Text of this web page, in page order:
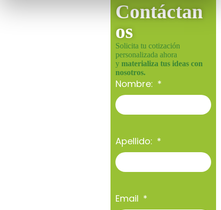
Contáctan
os
Solicita tu cotización
personalizada ahora
y materializa tus ideas con
nosotros.
Nombre:
Apellido:
Email